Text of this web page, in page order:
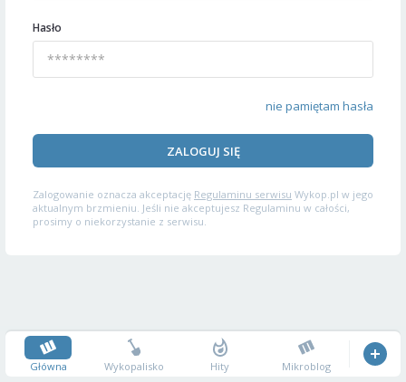
Hasło
nie pamiętam hasła
ZALOGUJ SIĘ
Zalogowanie oznacza akceptację Regulaminu serwisu Wykop.pl w jego
aktualnym brzmieniu. Jeśli nie akceptujesz Regulaminu w całości,
prosimy o niekorzystanie z serwisu.
Główna Wykopalisko Hity Mikroblog